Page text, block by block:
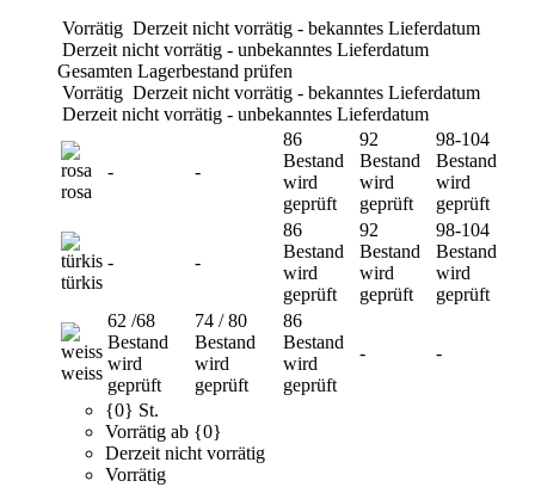
Vorrätig Derzeit nicht vorrätig - bekanntes Lieferdatum
Derzeit nicht vorrätig - unbekanntes Lieferdatum
Gesamten Lagerbestand prüfen
Vorrätig Derzeit nicht vorrätig - bekanntes Lieferdatum
Derzeit nicht vorrätig - unbekanntes Lieferdatum
rosa
- -
86
Bestand
wird
geprüft
92
Bestand
wird
geprüft
98-104
Bestand
wird
geprüft
türkis
- -
86
Bestand
wird
geprüft
92
Bestand
wird
geprüft
98-104
Bestand
wird
geprüft
weiss
62 /68
Bestand
wird
geprüft
74 / 80
Bestand
wird
geprüft
86
Bestand
wird
geprüft
- -
{0} St.
Vorrätig ab {0}
Derzeit nicht vorrätig
Vorrätig